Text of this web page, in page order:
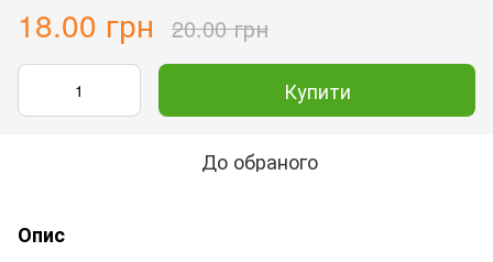
18.00 грн 20.00 грн
Купити
До обраного
Опис